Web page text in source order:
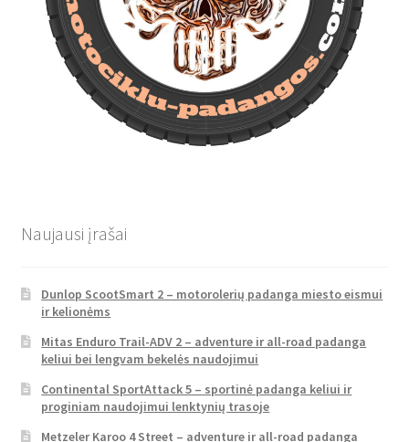
Naujausi įrašai
Dunlop ScootSmart 2 – motorolerių padanga miesto eismui
ir kelionėms
Mitas Enduro Trail-ADV 2 – adventure ir all-road padanga
keliui bei lengvam bekelės naudojimui
Continental SportAttack 5 – sportinė padanga keliui ir
proginiam naudojimui lenktynių trasoje
Metzeler Karoo 4 Street – adventure ir all-road padanga